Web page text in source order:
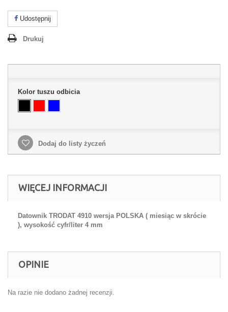
Udostępnij
Drukuj
Kolor tuszu odbicia
Dodaj do listy życzeń
WIĘCEJ INFORMACJI
Datownik TRODAT 4910 wersja POLSKA ( miesiąc w skrócie
), wysokość cyfr/liter 4 mm
OPINIE
Na razie nie dodano żadnej recenzji.